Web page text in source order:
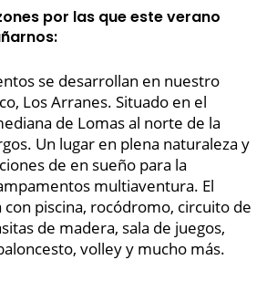
por las que este verano
se desarrollan en nuestro
Los Arranes. Situado en el
de Lomas al norte de la
Un lugar en plena naturaleza y
de en sueño para la
multiaventura. El
piscina, rocódromo, circuito de
de madera, sala de juegos,
volley y mucho más.